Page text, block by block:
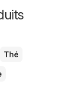
Thé